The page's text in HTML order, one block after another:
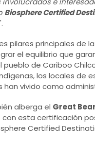
Biosphere Certified
pilares principales de
el equilibrio que
pueblo de Cariboo
los locales de
han vivido como
alberga el Great
con esta certificación
Certified